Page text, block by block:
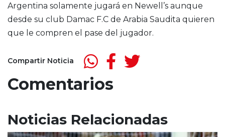
Argentina solamente jugará en Newell’s aunque
desde su club Damac F.C de Arabia Saudita quieren
que le compren el pase del jugador.
Compartir Noticia
Comentarios
Noticias Relacionadas